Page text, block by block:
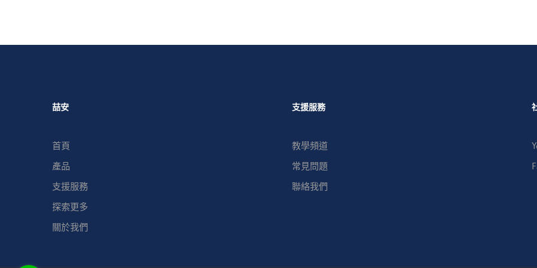
喆安
首頁
產品
支援服務
探索更多
關於我們
支援服務
教學頻道
常見問題
聯絡我們